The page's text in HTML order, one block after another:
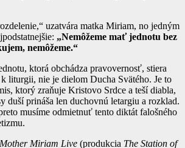
uzatvára matka Miriam, no jedným
„Nemôžeme mať jednotu bez
nemôžeme.“
ktorá obchádza pravovernosť, stiera
liturgii, nie je dielom Ducha Svätého. Je to
ktorý zraňuje Kristovo Srdce a teší diabla,
duší prináša len duchovnú letargiu a rozklad.
musíme odmietnuť tento diktát falošného
Mother Miriam Live (produkcia The Station of